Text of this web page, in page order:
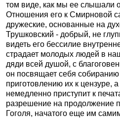
том виде, как мы ее слышали
Отношения его к Смирновой
дружеские, основанные на
Трушковский - добрый, не
видеть его бессилие
страдает молодых людей в
дяди всей душой, с
он посвящает себя собиранию
приготовлению их к цензуре,
немедленно приступит к
разрешение на продолжение
Гоголя, начатого еще им